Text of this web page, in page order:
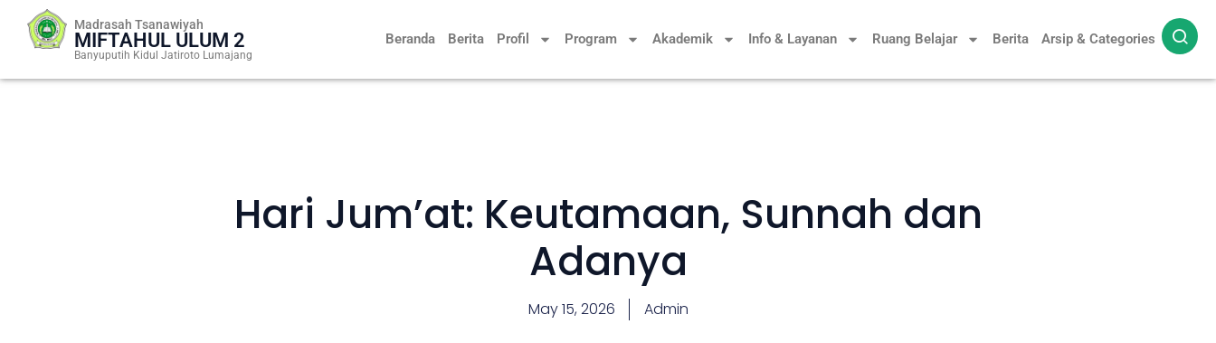
Beranda Berita Profil Program Akademik Info & Layanan Ruang Belajar Berita Arsip & Categories
Madrasah Tsanawiyah
MIFTAHUL ULUM 2
Banyuputih Kidul Jatiroto Lumajang
Hari Jum’at: Keutamaan, Sunnah dan
Adanya
May 15, 2026 Admin